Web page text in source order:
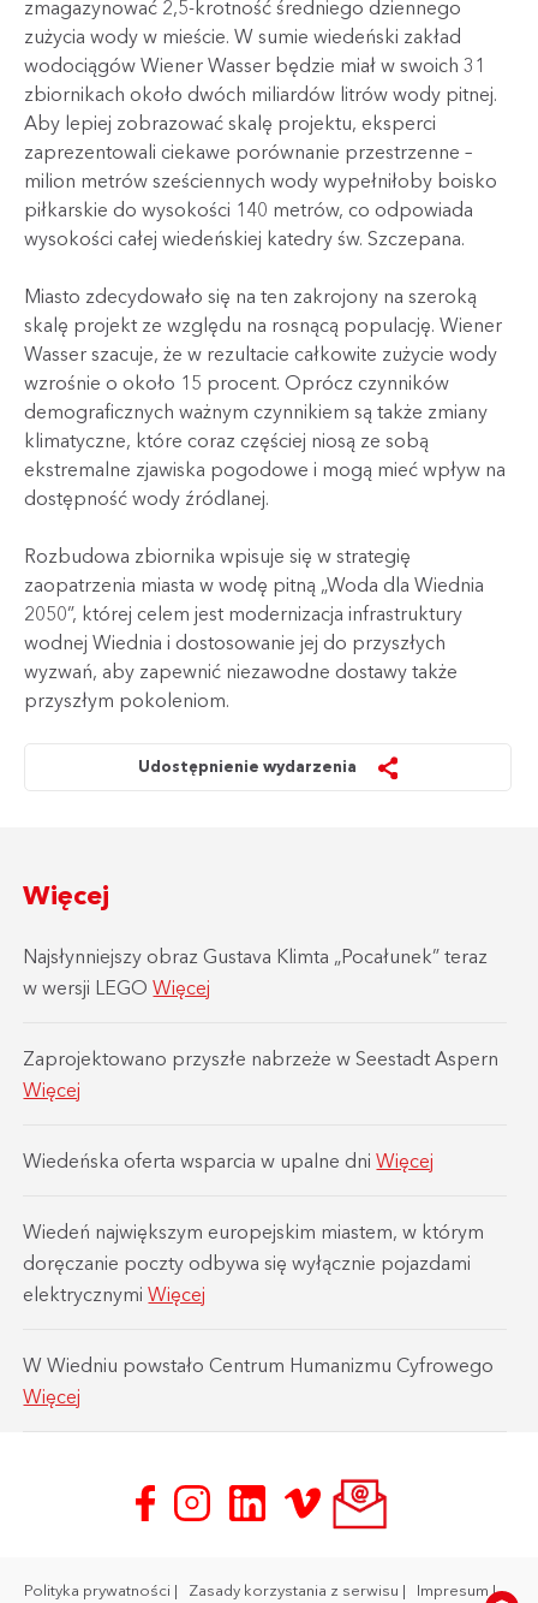
zmagazynować 2,5-krotność średniego dziennego
zużycia wody w mieście. W sumie wiedeński zakład
wodociągów Wiener Wasser będzie miał w swoich 31
zbiornikach około dwóch miliardów litrów wody pitnej.
Aby lepiej zobrazować skalę projektu, eksperci
zaprezentowali ciekawe porównanie przestrzenne –
milion metrów sześciennych wody wypełniłoby boisko
piłkarskie do wysokości 140 metrów, co odpowiada
wysokości całej wiedeńskiej katedry św. Szczepana.
Miasto zdecydowało się na ten zakrojony na szeroką
skalę projekt ze względu na rosnącą populację. Wiener
Wasser szacuje, że w rezultacie całkowite zużycie wody
wzrośnie o około 15 procent. Oprócz czynników
demograficznych ważnym czynnikiem są także zmiany
klimatyczne, które coraz częściej niosą ze sobą
ekstremalne zjawiska pogodowe i mogą mieć wpływ na
dostępność wody źródlanej.
Rozbudowa zbiornika wpisuje się w strategię
zaopatrzenia miasta w wodę pitną „Woda dla Wiednia
2050”, której celem jest modernizacja infrastruktury
wodnej Wiednia i dostosowanie jej do przyszłych
wyzwań, aby zapewnić niezawodne dostawy także
przyszłym pokoleniom.
Udostępnienie wydarzenia
Więcej
Najsłynniejszy obraz Gustava Klimta „Pocałunek” teraz
w wersji LEGOWięcej
Zaprojektowano przyszłe nabrzeże w Seestadt Aspern
Więcej
Wiedeńska oferta wsparcia w upalne dniWięcej
Wiedeń największym europejskim miastem, w którym
doręczanie poczty odbywa się wyłącznie pojazdami
elektrycznymiWięcej
W Wiedniu powstało Centrum Humanizmu Cyfrowego
Więcej
Polityka prywatności Zasady korzystania z serwisu Impresum